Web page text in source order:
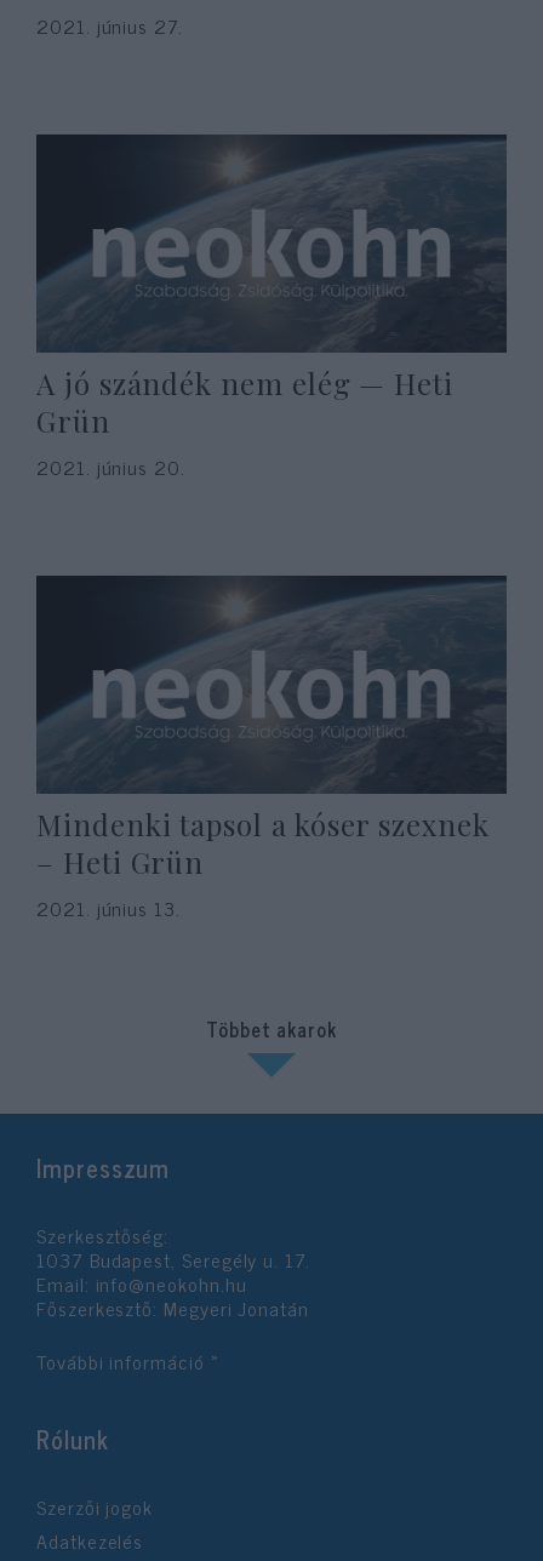
2021. június 27.
A jó szándék nem elég — Heti
Grün
2021. június 20.
Mindenki tapsol a kóser szexnek
– Heti Grün
2021. június 13.
Többet akarok
Impresszum
Szerkesztőség:
1037 Budapest, Seregély u. 17.
Email: info@neokohn.hu
Főszerkesztő: Megyeri Jonatán
További információ »
Rólunk
Szerzői jogok
Adatkezelés